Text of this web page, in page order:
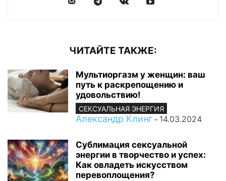
ЧИТАЙТЕ ТАКЖЕ:
Мультиоргазм у женщин: ваш
путь к раскрепощению и
удовольствию!
СЕКСУАЛЬНАЯ ЭНЕРГИЯ
Александр Клинг - 14.03.2024
Сублимация сексуальной
энергии в творчество и успех:
Как овладеть искусством
перевоплощения?